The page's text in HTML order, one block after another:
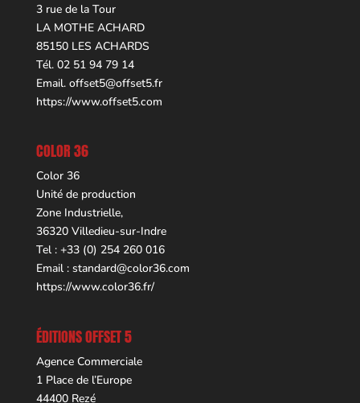
3 rue de la Tour
LA MOTHE ACHARD
85150 LES ACHARDS
Tél. 02 51 94 79 14
Email. offset5@offset5.fr
https://www.offset5.com
COLOR 36
Color 36
Unité de production
Zone Industrielle,
36320 Villedieu-sur-Indre
Tel : +33 (0) 254 260 016
Email : standard@color36.com
https://www.color36.fr/
ÉDITIONS OFFSET 5
Agence Commerciale
1 Place de l’Europe
44400 Rezé